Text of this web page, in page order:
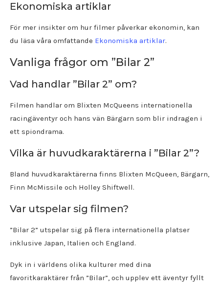
Ekonomiska artiklar
För mer insikter om hur filmer påverkar ekonomin, kan
du läsa våra omfattande Ekonomiska artiklar.
Vanliga frågor om ”Bilar 2”
Vad handlar ”Bilar 2” om?
Filmen handlar om Blixten McQueens internationella
racingäventyr och hans vän Bärgarn som blir indragen i
ett spiondrama.
Vilka är huvudkaraktärerna i ”Bilar 2”?
Bland huvudkaraktärerna finns Blixten McQueen, Bärgarn,
Finn McMissile och Holley Shiftwell.
Var utspelar sig filmen?
”Bilar 2” utspelar sig på flera internationella platser
inklusive Japan, Italien och England.
Dyk in i världens olika kulturer med dina
favoritkaraktärer från ”Bilar”, och upplev ett äventyr fyllt